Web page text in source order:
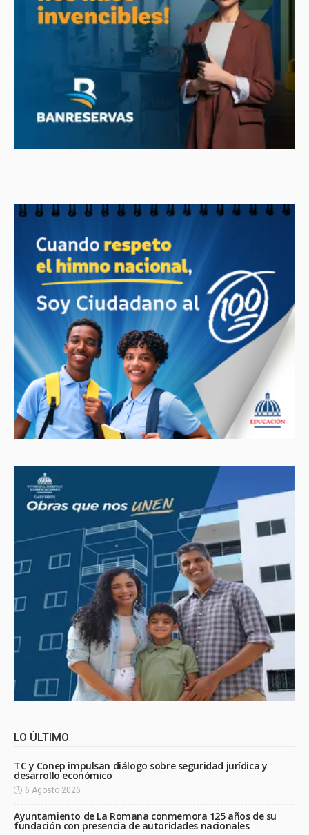
LO ÚLTIMO
TC y Conep impulsan diálogo sobre seguridad jurídica y
desarrollo económico
6 Agosto 2026
Ayuntamiento de La Romana conmemora 125 años de su
fundación con presencia de autoridades nacionales